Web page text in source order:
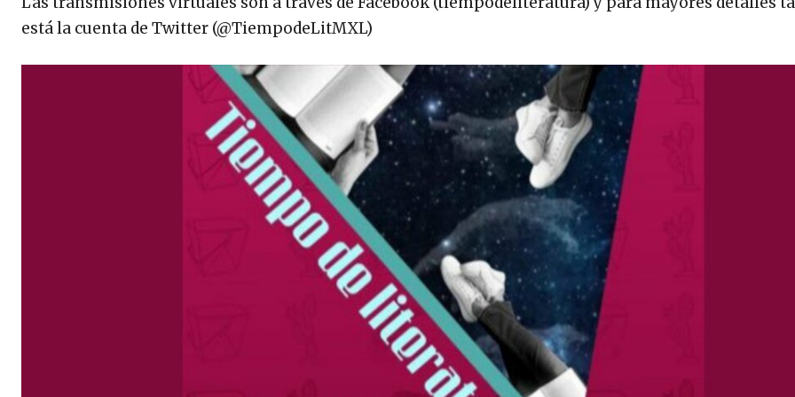
está la cuenta de Twitter (@TiempodeLitMXL)